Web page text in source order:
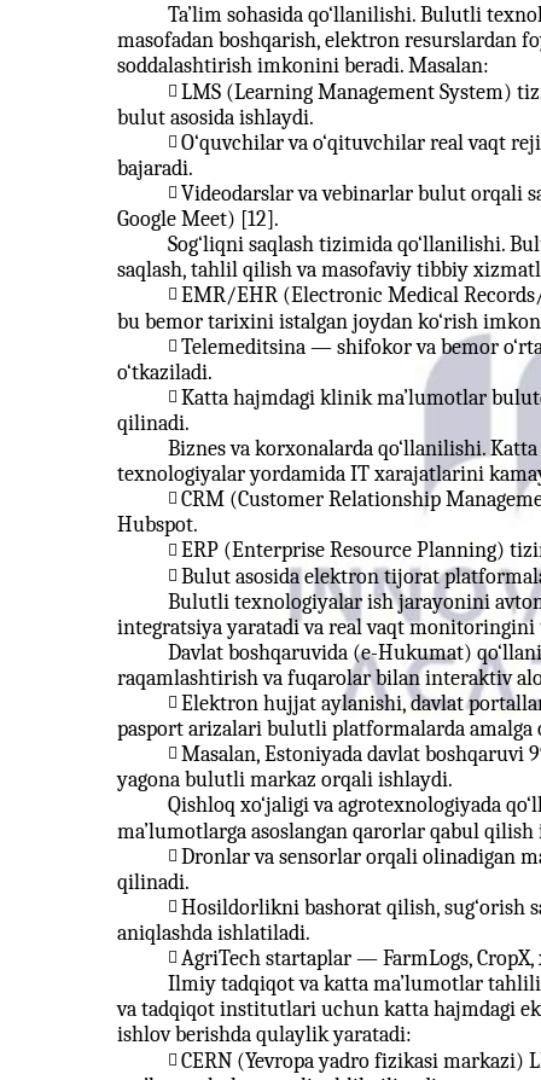
Ta’lim sohasida qo‘llanilishi. Bulutli
masofadan boshqarish, elektron resurslardan
soddalashtirish imkonini beradi. Masalan:
 LMS (Learning Management System)
bulut asosida ishlaydi.
 O‘quvchilar va o‘qituvchilar real vaqt
bajaradi.
 Videodarslar va vebinarlar bulut orqali
Google Meet) [12].
Sog‘liqni saqlash tizimida qo‘llanilishi.
saqlash, tahlil qilish va masofaviy tibbiy
 EMR/EHR (Electronic Medical
bu bemor tarixini istalgan joydan ko‘rish
 Telemeditsina — shifokor va bemor
o‘tkaziladi.
 Katta hajmdagi klinik ma’lumotlar
qilinadi.
Biznes va korxonalarda qo‘llanilishi.
texnologiyalar yordamida IT xarajatlarini
 CRM (Customer Relationship
Hubspot.
 ERP (Enterprise Resource Planning)
 Bulut asosida elektron tijorat
Bulutli texnologiyalar ish jarayonini
integratsiya yaratadi va real vaqt monitoringini
Davlat boshqaruvida (e-Hukumat)
raqamlashtirish va fuqarolar bilan interaktiv
 Elektron hujjat aylanishi, davlat
pasport arizalari bulutli platformalarda amalga
 Masalan, Estoniyada davlat boshqaruvi
yagona bulutli markaz orqali ishlaydi.
Qishloq xo‘jaligi va agrotexnologiyada
ma’lumotlarga asoslangan qarorlar qabul
 Dronlar va sensorlar orqali olinadigan
qilinadi.
 Hosildorlikni bashorat qilish, sug‘orish
aniqlashda ishlatiladi.
 AgriTech startaplar — FarmLogs,
Ilmiy tadqiqot va katta ma’lumotlar
va tadqiqot institutlari uchun katta hajmdagi
ishlov berishda qulaylik yaratadi:
 CERN (Yevropa yadro fizikasi markazi)